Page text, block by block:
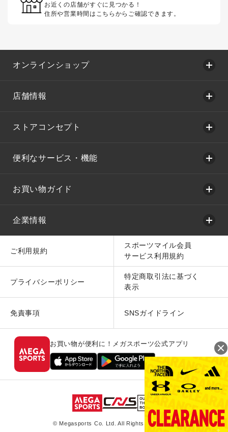
お近くの店舗がすぐに見つかる！
住所や営業時間はこちらからご確認できます。
オンラインショップ
店舗情報
ストアコンセプト
便利なサービス・機能
お買い物ガイド
企業情報
ご利用規約
スポーツマイル会員
サービス利用規約
プライバシーポリシー
特定商取引法に基づく
表示
免責事項 SNSガイドライン
お買い物が便利に！メガスポーツ公式アプリ
© Megasports Co. Ltd. All Rights Reserved.